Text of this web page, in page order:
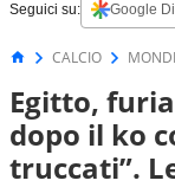
Seguici su: Google
CALCIO
Egitto,
dopo il ko
truccati”.